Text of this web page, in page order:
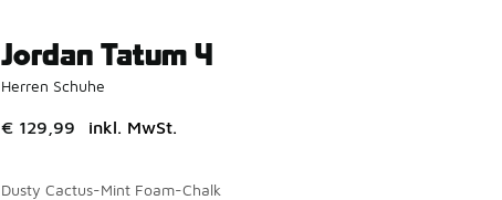
Jordan Tatum 4
Herren Schuhe
€ 129,99 inkl. MwSt.
Dusty Cactus-Mint Foam-Chalk